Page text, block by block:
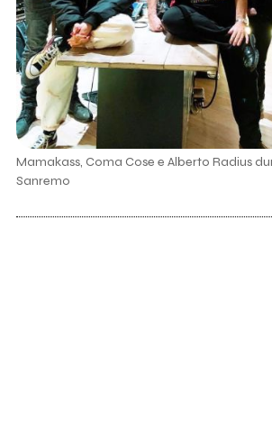
Mamakass, Coma Cose e Alberto Radius
Sanremo